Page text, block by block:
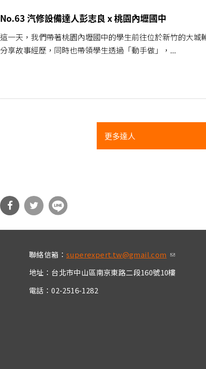
No.63 汽修設備達人彭志良 x 桃園內壢國中
這一天，我們帶著桃園內壢國中的學生前往位於新竹的大
分享故事經歷，同時也帶領學生透過「動手做」，...
更多達人
聯絡信箱： superexpert.tw@gmail.com (link
地址：台北市中山區南京東路二段160號10樓
電話：02-2516-1282